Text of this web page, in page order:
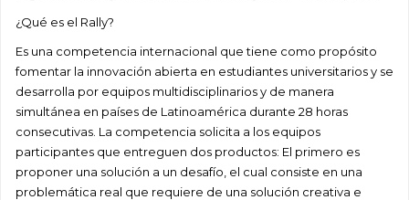
¿Qué es el Rally?
Es una competencia internacional que tiene como propósito
fomentar la innovación abierta en estudiantes universitarios y se
desarrolla por equipos multidisciplinarios y de manera
simultánea en países de Latinoamérica durante 28 horas
consecutivas. La competencia solicita a los equipos
participantes que entreguen dos productos: El primero es
proponer una solución a un desafío, el cual consiste en una
problemática real que requiere de una solución creativa e